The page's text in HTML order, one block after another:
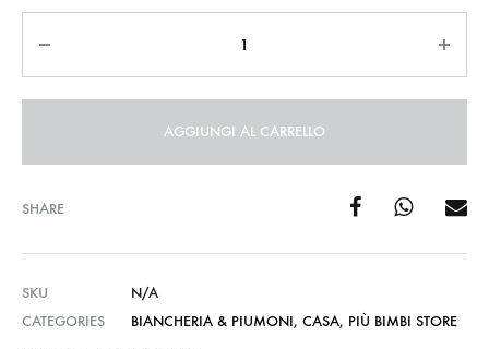
AGGIUNGI AL CARRELLO
SHARE
SKU
N/A
CATEGORIES
BIANCHERIA & PIUMONI, CASA, PIÙ BIMBI STORE